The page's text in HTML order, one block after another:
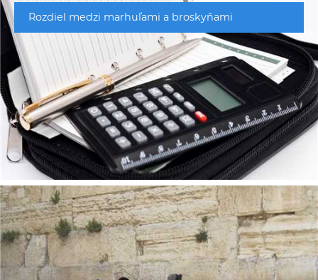
Rozdiel medzi marhuľami a broskyňami